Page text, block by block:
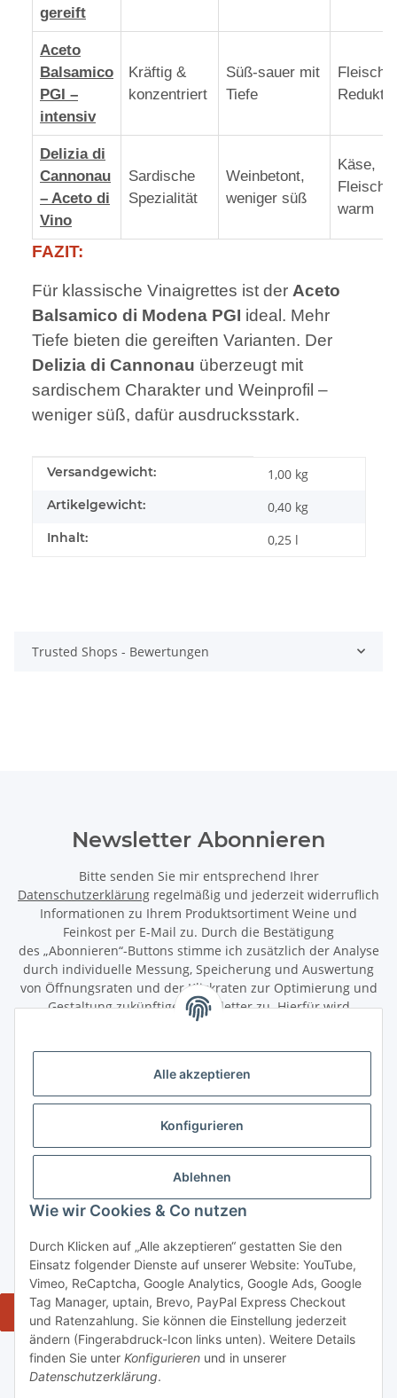
Alle akzeptieren
Konfigurieren
Ablehnen
Wie wir Cookies & Co nutzen
Durch Klicken auf „Alle akzeptieren“ gestatten Sie den
Einsatz folgender Dienste auf unserer Website: YouTube,
Vimeo, ReCaptcha, Google Analytics, Google Ads, Google
Tag Manager, uptain, Brevo, PayPal Express Checkout
und Ratenzahlung. Sie können die Einstellung jederzeit
ändern (Fingerabdruck-Icon links unten). Weitere Details
finden Sie unter Konfigurieren und in unserer
Datenschutzerklärung.
gereift
Aceto
Balsamico
PGI –
intensiv
Kräftig &
konzentriert
Süß-sauer mit
Tiefe
Fleisch,
Delizia di
Cannonau
– Aceto di
Vino
Sardische
Spezialität
Weinbetont,
weniger süß
Käse,
Fleisch,
warm
FAZIT:
Für klassische Vinaigrettes ist der Aceto
Balsamico di Modena PGI ideal. Mehr
Tiefe bieten die gereiften Varianten. Der
Delizia di Cannonau überzeugt mit
sardischem Charakter und Weinprofil –
weniger süß, dafür ausdrucksstark.
Produkteigenschaft
Wert
Versandgewicht: 1,00 kg
Artikelgewicht: 0,40 kg
Inhalt: 0,25 l
Trusted Shops - Bewertungen
Newsletter Abonnieren
Bitte senden Sie mir entsprechend Ihrer
Datenschutzerklärung regelmäßig und jederzeit widerruflich
Informationen zu Ihrem Produktsortiment Weine und
Feinkost per E-Mail zu. Durch die Bestätigung
des „Abonnieren“-Buttons stimme ich zusätzlich der Analyse
durch individuelle Messung, Speicherung und Auswertung
von Öffnungsraten und der Klickraten zur Optimierung und
Gestaltung zukünftiger Newsletter zu. Hierfür wird
das Nutzungsverhalten in pseudonymisierter Form
Wirkung für die Zukunft über den Link in unserem Newsletter
abbestellen / widerrufen.
Gesetzliche Informationen
Informationen
Widerrufsbutton
* Alle Preise inkl. gesetzlicher USt., zzgl. Versand 5,50€, ab 120€
versandkostenfrei - Verkauf von alkoholische Getränke ausschließlich an
Personen ab 18 Jahren.